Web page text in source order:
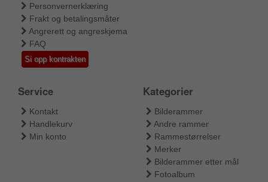
Personvernerklæring
Frakt og betalingsmåter
Angrerett og angreskjema
FAQ
Si opp kontrakten
Service
Kontakt
Handlekurv
Min konto
Kategorier
Bilderammer
Andre rammer
Rammestørrelser
Merker
Bilderammer etter mål
Fotoalbum